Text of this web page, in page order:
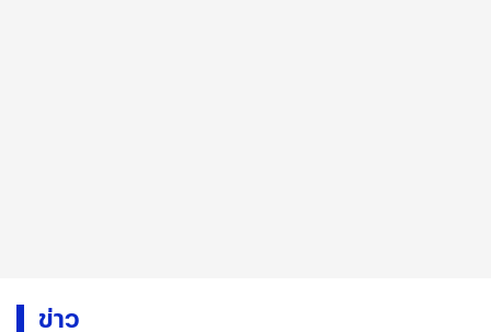
ข่าว